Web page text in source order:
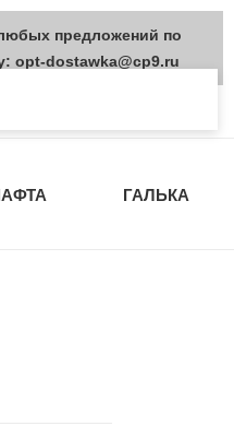
ГАЛЬКА
предложений по
opt-dostawka@cp9.ru